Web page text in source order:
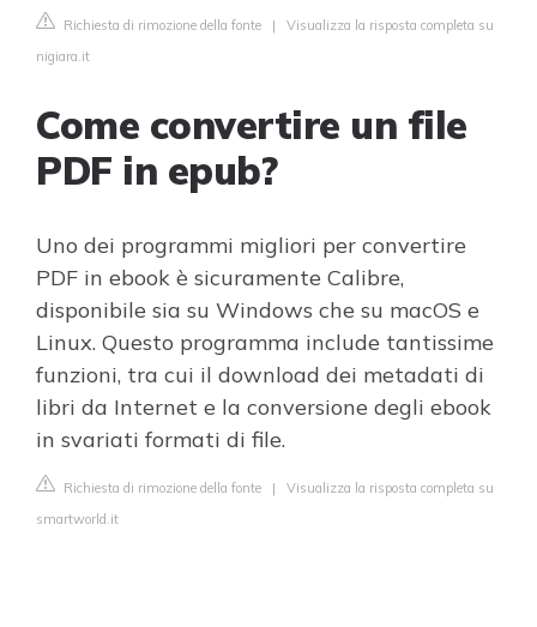
Richiesta di rimozione della fonte | Visualizza la risposta completa su
nigiara.it
Come convertire un file
PDF in epub?
Uno dei programmi migliori per convertire
PDF in ebook è sicuramente Calibre,
disponibile sia su Windows che su macOS e
Linux. Questo programma include tantissime
funzioni, tra cui il download dei metadati di
libri da Internet e la conversione degli ebook
in svariati formati di file.
Richiesta di rimozione della fonte | Visualizza la risposta completa su
smartworld.it